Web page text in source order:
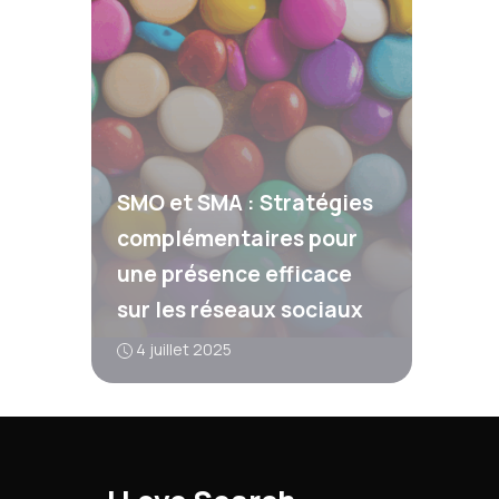
SMO et SMA : Stratégies
complémentaires pour
une présence efficace
sur les réseaux sociaux
4 juillet 2025